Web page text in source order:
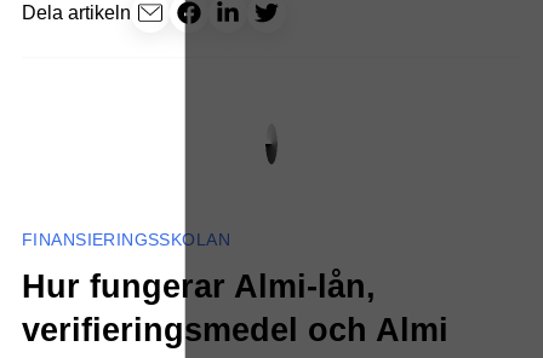
Dela artikeln
FINANSIERINGSSKOLAN
Hur fungerar Almi-lån,
verifieringsmedel och Almi